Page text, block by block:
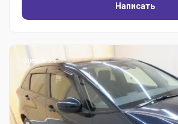
Написать
Оценка: 3.5